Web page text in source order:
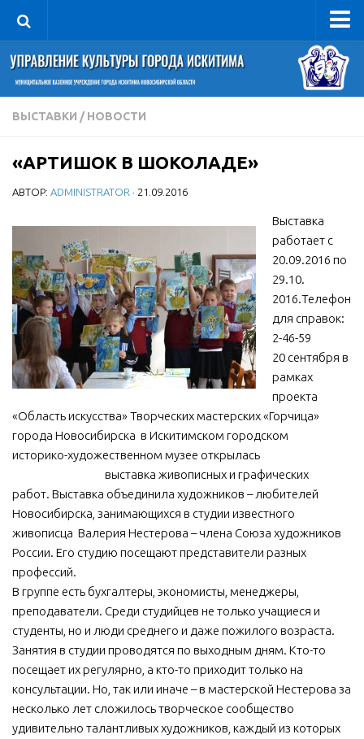
Управление
Руководитель
Сведения об организации
Книга почета культуры
Фотогалерея
Учредительные документы
Правовая база
Противодействие коррупции
Отчеты о деятельности
Учреждения культуры
МБУ Дом культуры «Молодость»
МБУ Дом культуры «Октябрь»
МБОУ ДО «Детская школа искусств»
МБУК «Искитимский городской историко-художественный
музей»
МБУ Парк культуры и отдыха им. И.В. Коротеева
ДК «Россия»
Афиша
Независимая оценка качества
Контакты
ВЫСТАВКИ / НОВОСТИ
«АРТИШОК В ШОКОЛАДЕ»
АВТОР: ADMINISTRATOR · 21.09.2016
Выставка
работает с
20.09.2016 по
29.10.
2016.Телефон
для справок:
2-46-59
20 сентября в
рамках
проекта
«Область искусства» Творческих мастерских «Горчица»
города Новосибирска в Искитимском городском
историко-художественном музее открылась
выставка живописных и графических
работ. Выставка объединила художников – любителей
Новосибирска, занимающихся в студии известного
живописца Валерия Нестерова – члена Союза художников
России. Его студию посещают представители разных
профессий.
В группе есть бухгалтеры, экономисты, менеджеры,
преподаватели. Среди студийцев не только учащиеся и
студенты, но и люди среднего и даже пожилого возраста.
Занятия в студии проводятся по выходным дням. Кто-то
посещает их регулярно, а кто-то приходит только на
консультации. Но, так или иначе – в мастерской Нестерова за
несколько лет сложилось творческое сообщество
удивительно талантливых художников, каждый из которых